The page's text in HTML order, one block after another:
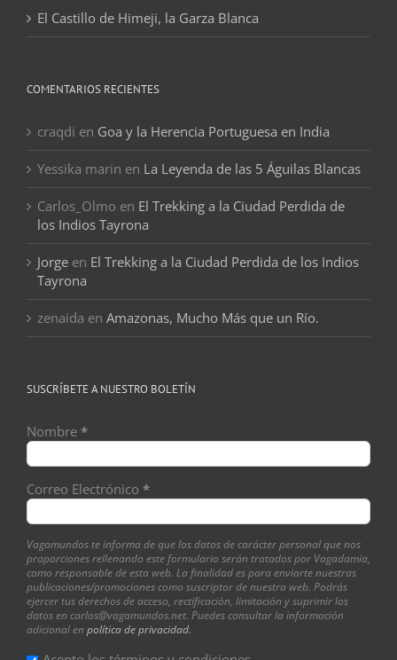
El Castillo de Himeji, la Garza Blanca
COMENTARIOS RECIENTES
craqdi en Goa y la Herencia Portuguesa en India
Yessika marin en La Leyenda de las 5 Águilas Blancas
Carlos_Olmo en El Trekking a la Ciudad Perdida de
los Indios Tayrona
Jorge en El Trekking a la Ciudad Perdida de los Indios
Tayrona
zenaida en Amazonas, Mucho Más que un Río.
SUSCRÍBETE A NUESTRO BOLETÍN
Nombre *
Correo Electrónico *
Vagamundos te informa de que los datos de carácter personal que nos
proporciones rellenando este formulario serán tratados por Vagadamia,
como responsable de esta web. La finalidad es para enviarte nuestras
publicaciones/promociones como suscriptor de nuestra web. Podrás
ejercer tus derechos de acceso, rectificación, limitación y suprimir los
datos en carlos@vagamundos.net. Puedes consultar la información
adicional en política de privacidad.